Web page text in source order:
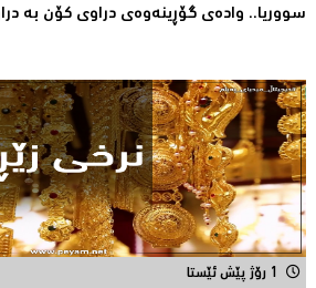
سووریا.. واده‌ی گۆڕینه‌وه‌ی دراوی كۆن به‌
1 رۆژ پێش ئێستا